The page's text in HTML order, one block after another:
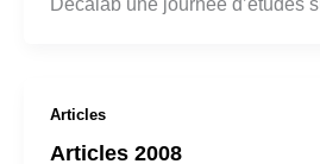
Décalab une journée d’études
Articles
Articles 2008